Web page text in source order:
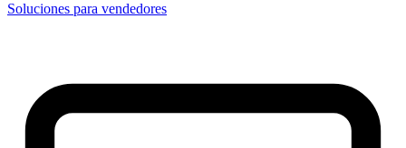
Soluciones para vendedores